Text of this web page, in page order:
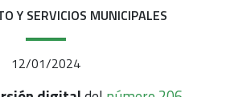
Y SERVICIOS MUNICIPALES
12/01/2024